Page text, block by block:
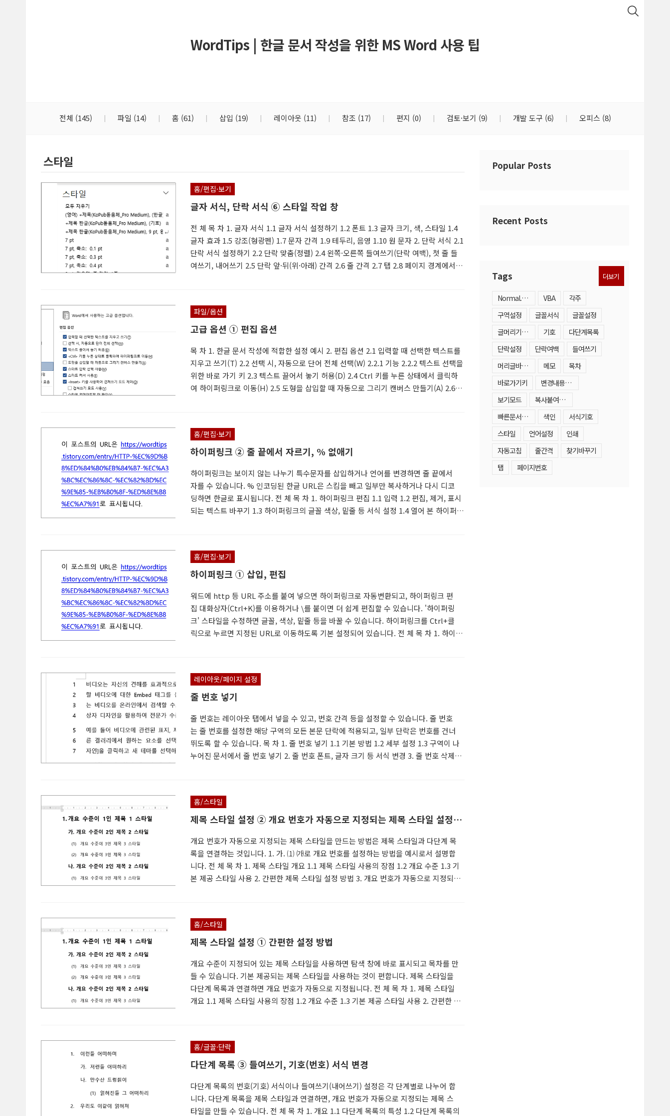
WordTips | 한글 문서 작성을 위한 MS Word 사용 팁
전체 (145) 파일 (14) 홈 (61) 삽입 (19) 레이아웃 (11) 참조 (17) 편지 (0) 검토·보기 (9) 개발 도구 (6) 오피스 (8)
Popular Posts
Recent Posts
Tags 더보기
Normal.dotm VBA
각주
구역설정
글꼴서식
글꼴설정
글머리기호·번호매기기목록
기호
다단계목록
단락설정
단락여백
들여쓰기
머리글바닥글
메모
목차
바로가기키
변경내용추적
보기모드
복사붙여넣기
빠른문서요소
색인
서식기호
스타일
언어설정
인쇄
자동고침
줄간격
찾기바꾸기
탭
페이지번호
스타일
홈/편집·보기
글자 서식, 단락 서식 ⑥ 스타일 작업 창
전 체 목 차 1. 글자 서식 1.1 글자 서식 설정하기 1.2 폰트 1.3 글자 크기, 색, 스타일 1.4
글자 효과 1.5 강조(형광펜) 1.7 문자 간격 1.9 테두리, 음영 1.10 원 문자 2. 단락 서식 2.1
단락 서식 설정하기 2.2 단락 맞춤(정렬) 2.4 왼쪽·오른쪽 들여쓰기(단락 여백), 첫 줄 들
여쓰기, 내어쓰기 2.5 단락 앞·뒤(위·아래) 간격 2.6 줄 간격 2.7 탭 2.8 페이지 경계에서
파일/옵션
고급 옵션 ① 편집 옵션
목 차 1. 한글 문서 작성에 적합한 설정 예시 2. 편집 옵션 2.1 입력할 때 선택한 텍스트를
지우고 쓰기(T) 2.2 선택 시, 자동으로 단어 전체 선택(W) 2.2.1 기능 2.2.2 텍스트 선택을
위한 바로 가기 키 2.3 텍스트 끌어서 놓기 허용(D) 2.4 Ctrl 키를 누른 상태에서 클릭하
여 하이퍼링크로 이동(H) 2.5 도형을 삽입할 때 자동으로 그리기 캔버스 만들기(A) 2.6
기호 또는 ..
홈/편집·보기
하이퍼링크 ② 줄 끝에서 자르기, % 없애기
하이퍼링크는 보이지 않는 나누기 특수문자를 삽입하거나 언어를 변경하면 줄 끝에서
자를 수 있습니다. % 인코딩된 한글 URL은 스킴을 빼고 일부만 복사하거나 다시 디코
딩하면 한글로 표시됩니다. 전 체 목 차 1. 하이퍼링크 편집 1.1 입력 1.2 편집, 제거, 표시
되는 텍스트 바꾸기 1.3 하이퍼링크의 글꼴 색상, 밑줄 등 서식 설정 1.4 열어 본 하이퍼
스타일 언어 바꾸기 4. 한글 URL을 % 없이 표시하는 방..
홈/편집·보기
하이퍼링크 ① 삽입, 편집
워드에 http 등 URL 주소를 붙여 넣으면 하이퍼링크로 자동변환되고, 하이퍼링크 편
집 대화상자(Ctrl+K)를 이용하거나 \를 붙이면 더 쉽게 편집할 수 있습니다. '하이퍼링
크' 스타일을 수정하면 글꼴, 색상, 밑줄 등을 바꿀 수 있습니다. 하이퍼링크를 Ctrl+클
릭으로 누르면 지정된 URL로 이동하도록 기본 설정되어 있습니다. 전 체 목 차 1. 하이
을 줄 끝에 맞춰 자르기 3.1 문제 상황 3.2 원칙적 방..
레이아웃/페이지 설정
줄 번호 넣기
줄 번호는 레이아웃 탭에서 넣을 수 있고, 번호 간격 등을 설정할 수 있습니다. 줄 번호
는 줄 번호를 설정한 해당 구역의 모든 본문 단락에 적용되고, 일부 단락은 번호를 건너
뛰도록 할 수 있습니다. 목 차 1. 줄 번호 넣기 1.1 기본 방법 1.2 세부 설정 1.3 구역이 나
누어진 문서에서 줄 번호 넣기 2. 줄 번호 폰트, 글자 크기 등 서식 변경 3. 줄 번호 삭제
특정 위치에 줄 번호를 ..
홈/스타일
제목 스타일 설정 ② 개요 번호가 자동으로 지정되는 제목 스타일 설정
개요 번호가 자동으로 지정되는 제목 스타일을 만드는 방법은 제목 스타일과 다단계 목
록을 연결하는 것입니다. 1. 가. ⑴ ㈎로 개요 번호를 설정하는 방법을 예시로서 설명합
니다. 전 체 목 차 1. 제목 스타일 개요 1.1 제목 스타일 사용의 장점 1.2 개요 수준 1.3 기
본 제공 스타일 사용 2. 간편한 제목 스타일 설정 방법 3. 개요 번호가 자동으로 지정되
목록과 제목 스타일을 연결하는 것입니다[다단계 목록 8..
홈/스타일
제목 스타일 설정 ① 간편한 설정 방법
개요 수준이 지정되어 있는 제목 스타일을 사용하면 탐색 창에 바로 표시되고 목차를 만
들 수 있습니다. 기본 제공되는 제목 스타일을 사용하는 것이 편합니다. 제목 스타일을
다단계 목록과 연결하면 개요 번호가 자동으로 지정됩니다. 전 체 목 차 1. 제목 스타일
개요 1.1 제목 스타일 사용의 장점 1.2 개요 수준 1.3 기본 제공 스타일 사용 2. 간편한 제
을 통일할 수 있어 편리합니다. 특히 제목은 개요 수준이 설정된 ..
홈/글꼴·단락
다단계 목록 ③ 들여쓰기, 기호(번호) 서식 변경
다단계 목록의 번호(기호) 서식이나 들여쓰기(내어쓰기) 설정은 각 단계별로 나누어 합
니다. 다단계 목록을 제목 스타일과 연결하면, 개요 번호가 자동으로 지정되는 제목 스
타일을 만들 수 있습니다. 전 체 목 차 1. 개요 1.1 다단계 목록의 특성 1.2 다단계 목록의